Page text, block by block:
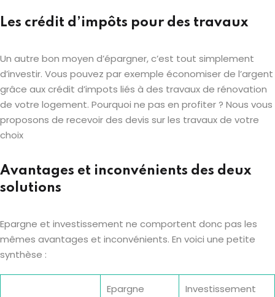
Les crédit d’impôts pour des travaux
Un autre bon moyen d’épargner, c’est tout simplement
d’investir. Vous pouvez par exemple économiser de l’argent
grâce aux crédit d’impots liés à des travaux de rénovation
de votre logement. Pourquoi ne pas en profiter ? Nous vous
proposons de recevoir des devis sur les travaux de votre
choix
Avantages et inconvénients des deux
solutions
Epargne et investissement ne comportent donc pas les
mêmes avantages et inconvénients. En voici une petite
synthèse :
Epargne Investissement